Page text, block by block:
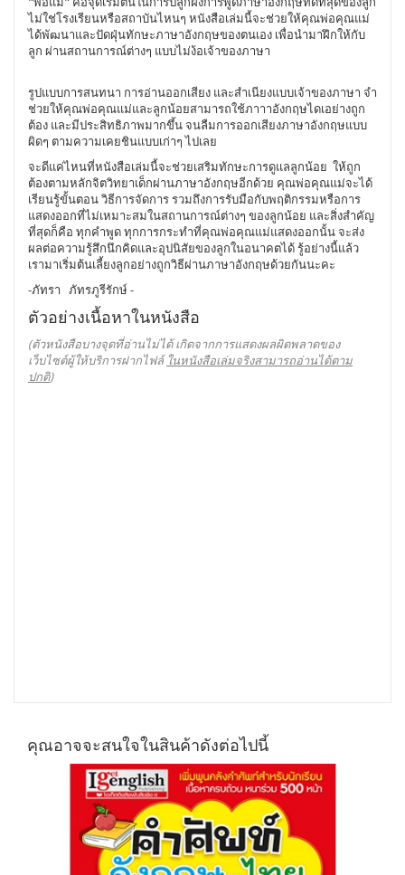
ไม่ใช่โรงเรียนหรือสถาบันไหนๆ หนังสือเล่มนี้จะช่วยให้คุณพ่อคุณแม่
ได้พัฒนาและปัดฝุ่นทักษะภาษาอังกฤษของตนเอง เพื่อนำมาฝึกให้กับ
ลูก ผ่านสถานการณ์ต่างๆ แบบไม่ง้อเจ้าของภาษา
รูปแบบการสนทนา การอ่านออกเสียง และสำเนียงแบบเจ้าของภาษา จำ
ช่วยให้คุณพ่อคุณแม่และลูกน้อยสามารถใช้ภาาาอังกฤษไดเอย่างถูก
ต้อง และมีประสิทธิภาพมากขึ้นจนลืมการออกเสียงภาษาอังกฤษแบบ
ผิดๆ ตามความเคยชินแบบเก่าๆ ไปเลย
จะดีแค่ไหนที่หนังสือเล่มนี้จะช่วยเสริมทักษะการดูแลลูกน้อย ให้ถูก
ต้องตามหลักจิตวิทยาเด็กผ่านภาษาอังกฤษอีกด้วย คุณพ่อคุณแม่จะได้
เรียนรู้ขั้นตอน วิธีการจัดการ รวมถึงการรับมือกับพฤติกรรมหรือการ
แสดงออกที่ไม่เหมาะสมในสถานการณ์ต่างๆ ของลูกน้อย และสิ่งสำคัญ
ที่สุดก็คือ ทุกคำพูด ทุกการกระทำที่คุณพ่อคุณแม่แสดงออกนั้น จะส่ง
ผลต่อความรู้สึกนึกคิดและอุปนิสัยของลูกในอนาคตได้ รู้อย่างนี้แล้ว
เรามาเริ่มต้นเลี้ยงลูกอย่างถูกวิธีผ่านภาษาอังกฤษด้วยกันนะคะ
-ภัทรา ภัทรภูรีรักษ์ -
ตัวอย่างเนื้อหาในหนังสือ
(ตัวหนังสือบางจุดที่อ่านไม่ได้ เกิดจากการแสดงผลผิดพลาดของ
เว็บไซต์ผู้ให้บริการฝากไฟล์ ในหนังสือเล่มจริงสามารถอ่านได้ตาม
ปกติ)
คุณอาจจะสนใจในสินค้าดังต่อไปนี้